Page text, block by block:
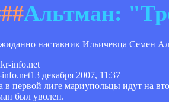
Альтман:
наставник Ильичевца Семен
13 декабря 2007, 11:37
в первой лиге мариупольцы идут на
был уволен.